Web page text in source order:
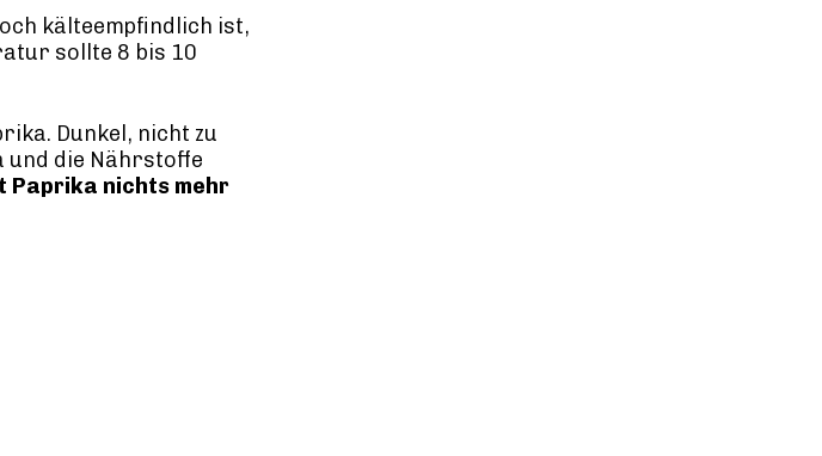
kälteempfindlich ist,
sollte 8 bis 10
Dunkel, nicht zu
und die Nährstoffe
Paprika nichts mehr